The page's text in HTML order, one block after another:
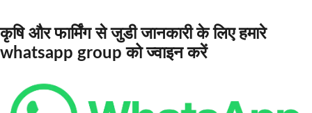
कृषि और फार्मिंग से जुडी जानकारी के लिए हमारे
whatsapp group को ज्वाइन करें